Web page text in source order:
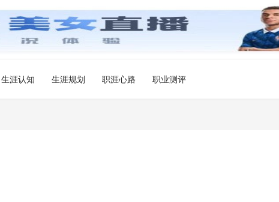
生涯认知 生涯规划 职涯心路 职业测评